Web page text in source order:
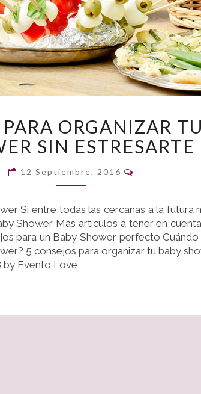
CONSEJOS
PARA
ORGANIZAR
TU
BABY
SIN
ESTRESARTE
ORGANIZAR
SIN ESTRESARTE
12 Septiembre, 2016
Si entre todas las cercanas a la futura
Shower Más artículos a tener en
para un Baby Shower perfecto
5 consejos para organizar tu baby
by Evento Love